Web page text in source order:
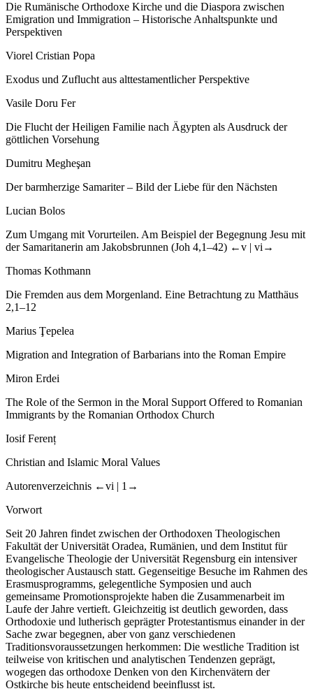
Die Rumänische Orthodoxe Kirche und die Diaspora zwischen
Emigration und Immigration – Historische Anhaltspunkte und
Perspektiven
Viorel Cristian Popa
Exodus und Zuflucht aus alttestamentlicher Perspektive
Vasile Doru Fer
Die Flucht der Heiligen Familie nach Ägypten als Ausdruck der
göttlichen Vorsehung
Dumitru Megheşan
Der barmherzige Samariter – Bild der Liebe für den Nächsten
Lucian Bolos
Zum Umgang mit Vorurteilen. Am Beispiel der Begegnung Jesu mit
der Samaritanerin am Jakobsbrunnen (Joh 4,1–42) ←v | vi→
Thomas Kothmann
Die Fremden aus dem Morgenland. Eine Betrachtung zu Matthäus
2,1–12
Marius Ţepelea
Migration and Integration of Barbarians into the Roman Empire
Miron Erdei
The Role of the Sermon in the Moral Support Offered to Romanian
Immigrants by the Romanian Orthodox Church
Iosif Ferenț
Christian and Islamic Moral Values
Autorenverzeichnis ←vi | 1→
Vorwort
Seit 20 Jahren findet zwischen der Orthodoxen Theologischen
Fakultät der Universität Oradea, Rumänien, und dem Institut für
Evangelische Theologie der Universität Regensburg ein intensiver
theologischer Austausch statt. Gegenseitige Besuche im Rahmen des
Erasmusprogramms, gelegentliche Symposien und auch
gemeinsame Promotionsprojekte haben die Zusammenarbeit im
Laufe der Jahre vertieft. Gleichzeitig ist deutlich geworden, dass
Orthodoxie und lutherisch geprägter Protestantismus einander in der
Sache zwar begegnen, aber von ganz verschiedenen
Traditionsvoraussetzungen herkommen: Die westliche Tradition ist
teilweise von kritischen und analytischen Tendenzen geprägt,
wogegen das orthodoxe Denken von den Kirchenvätern der
Ostkirche bis heute entscheidend beeinflusst ist.